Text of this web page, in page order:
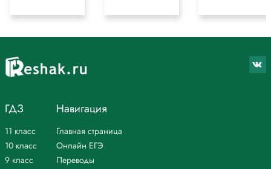
ГДЗ
11 класс
10 класс
9 класс
Навигация
Главная страница
Онлайн ЕГЭ
Переводы